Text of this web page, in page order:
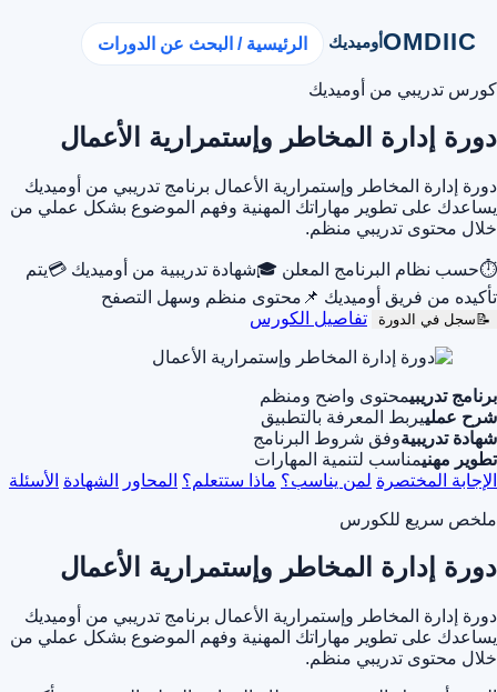
OMDIICأوميديك الرئيسية / البحث عن الدورات
كورس تدريبي من أوميديك
دورة إدارة المخاطر وإستمرارية الأعمال
دورة إدارة المخاطر وإستمرارية الأعمال برنامج تدريبي من أوميديك
يساعدك على تطوير مهاراتك المهنية وفهم الموضوع بشكل عملي من
خلال محتوى تدريبي منظم.
⏱حسب نظام البرنامج المعلن 🎓شهادة تدريبية من أوميديك 💳يتم
تأكيده من فريق أوميديك 📌 محتوى منظم وسهل التصفح
📝 سجل في الدورة تفاصيل الكورس
برنامج تدريبيمحتوى واضح ومنظم
شرح عملييربط المعرفة بالتطبيق
شهادة تدريبيةوفق شروط البرنامج
تطوير مهنيمناسب لتنمية المهارات
الإجابة المختصرة لمن يناسب؟ ماذا ستتعلم؟ المحاور الشهادة الأسئلة
ملخص سريع للكورس
دورة إدارة المخاطر وإستمرارية الأعمال
دورة إدارة المخاطر وإستمرارية الأعمال برنامج تدريبي من أوميديك
يساعدك على تطوير مهاراتك المهنية وفهم الموضوع بشكل عملي من
خلال محتوى تدريبي منظم.